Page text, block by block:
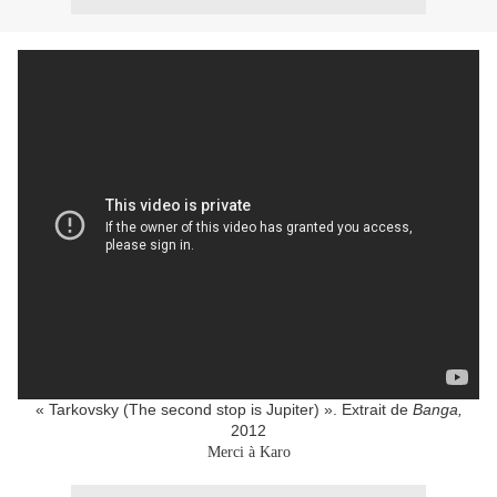
« Tarkovsky (The second stop is Jupiter) ». Extrait de Banga,
2012
Merci à Karo